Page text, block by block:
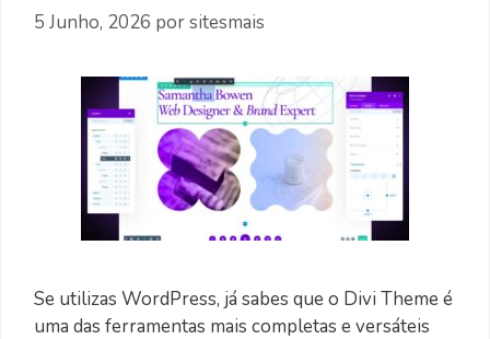
5 Junho, 2026 porsitesmais
Se utilizas WordPress, já sabes que o Divi Theme é
uma das ferramentas mais completas e versáteis